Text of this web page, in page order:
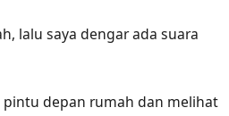
lalu saya dengar ada suara
depan rumah dan melihat